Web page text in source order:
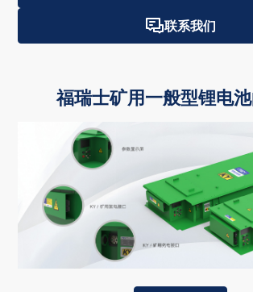
联系我们
福瑞士矿用一般型锂电